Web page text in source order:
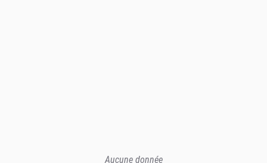
Aucune donnée